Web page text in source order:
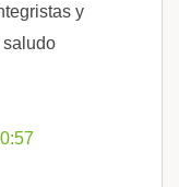
y
saludo